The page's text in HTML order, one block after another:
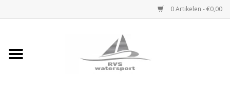
0 Artikelen - €0,00
Home